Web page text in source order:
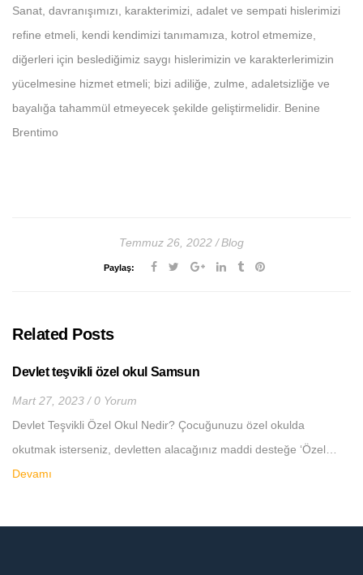
Sanat, davranışımızı, karakterimizi, adalet ve sempati hislerimizi
refine etmeli, kendi kendimizi tanımamıza, kotrol etmemize,
diğerleri için beslediğimiz saygı hislerimizin ve karakterlerimizin
yücelmesine hizmet etmeli; bizi adiliğe, zulme, adaletsizliğe ve
bayalığa tahammül etmeyecek şekilde geliştirmelidir. Benine
Brentimo
Temmuz 26, 2022 Blog
Paylaş:
Related Posts
Devlet teşvikli özel okul Samsun
Mart 27, 2023
0 Yorum
Devlet Teşvikli Özel Okul Nedir? Çocuğunuzu özel okulda
okutmak isterseniz, devletten alacağınız maddi desteğe ‘Özel…
Devamı